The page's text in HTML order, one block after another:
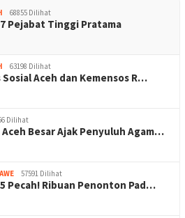
68855 Dilihat
Pejabat Tinggi Pratama
63198 Dilihat
Aceh dan Kemensos R…
Dilihat
Besar Ajak Penyuluh Agam…
57591 Dilihat
Pecah! Ribuan Penonton Pad…